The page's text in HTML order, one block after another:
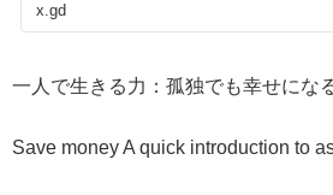
x.gd
一人で生きる力：孤独でも幸せにな
Save money A quick introduction to